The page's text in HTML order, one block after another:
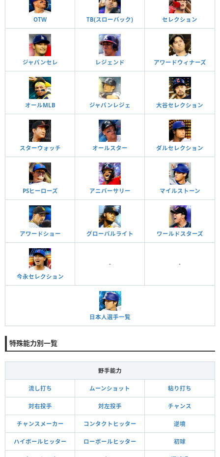
OTW TB(スローバック) セレクション
ジャパンセレ レジェンド アワードウィナーズ
オールMLB ジャパンレジェ 大谷セレクション
スターウォッチ オールスター ダルセレクション
PSヒーローズ アニバーサリー マイルストーン
アワードショー グローバルライト ワールドスターズ
今永セレクション
- -
日本人選手一覧
特殊能力別一覧
野手能力
流し打ち ムーンショット 粘り打ち
対右投手 対左投手 チャンス
チャンスメーカー コンタクトヒッター 逆境
ハイボールヒッター ローボールヒッター 初球